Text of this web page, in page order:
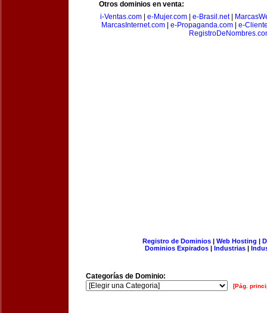
Otros dominios en venta:
i-Ventas.com
e-Mujer.com e-Brasil.net|
MarcasInternet.com| e-Propaganda.com| e-
Registro de Dominios| Web Hosting |
Dominios Expirados | Industrias |
Categorías de Dominio:
[Pág.